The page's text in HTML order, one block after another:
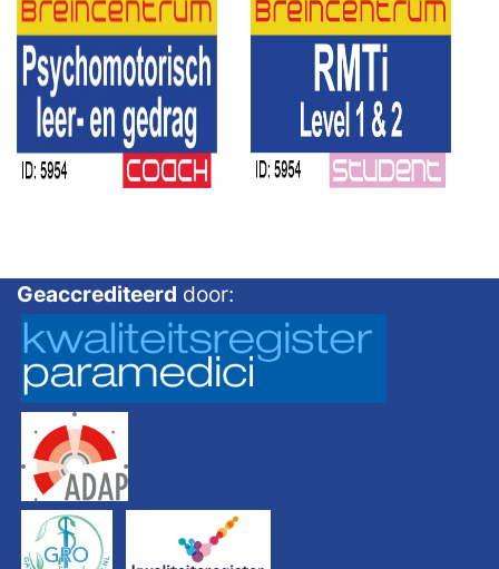
Geaccrediteerd door: